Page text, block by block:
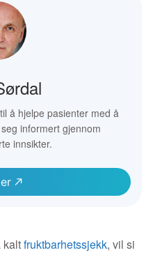
å hjelpe pasienter med å
informert gjennom
innsikter.
kaltfruktbarhetssjekk, vil si